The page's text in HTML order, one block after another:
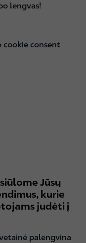
lengvas!
cookie consent
Jūsų
kurie
judėti į
palengvina